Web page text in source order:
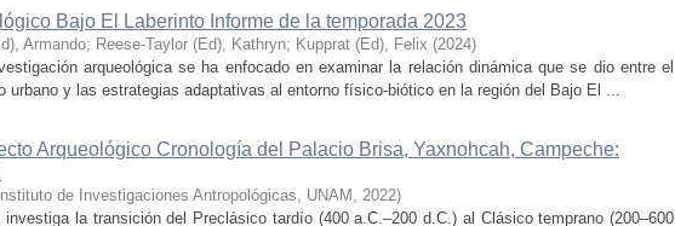
Bajo El Laberinto Informe de la temporada 2023
Armando; Reese-Taylor (Ed), Kathryn; Kupprat (Ed), Felix (2024)
arqueológica se ha enfocado en examinar la relación dinámica que se dio entre el
urbano y las estrategias adaptativas al entorno físico-biótico en la región del Bajo El ...
Arqueológico Cronología del Palacio Brisa, Yaxnohcah, Campeche:
Instituto de Investigaciones Antropológicas, UNAM , 2022)
la transición del Preclásico tardío (400 a.C.–200 d.C.) al Clásico temprano (200–600